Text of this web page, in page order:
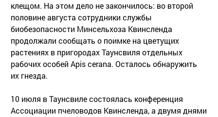
клещом. На этом дело не закончилось: во второй
половине августа сотрудники службы
биобезопасности Минсельхоза Квинсленда
продолжали сообщать о поимке на цветущих
растениях в пригородах Таунсвиля отдельных
рабочих особей Аpis cerana. Осталось обнаружить
их гнезда.
10 июля в Таунсвиле состоялась конференция
Ассоциации пчеловодов Квинсленда, а двумя днями